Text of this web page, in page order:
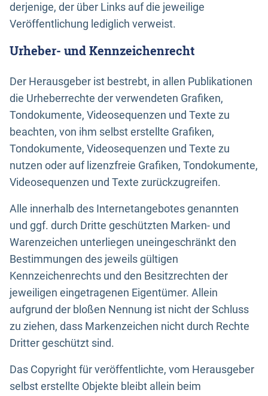
derjenige, der über Links auf die jeweilige
Veröffentlichung lediglich verweist.
Urheber- und Kennzeichenrecht
Der Herausgeber ist bestrebt, in allen Publikationen
die Urheberrechte der verwendeten Grafiken,
Tondokumente, Videosequenzen und Texte zu
beachten, von ihm selbst erstellte Grafiken,
Tondokumente, Videosequenzen und Texte zu
nutzen oder auf lizenzfreie Grafiken, Tondokumente,
Videosequenzen und Texte zurückzugreifen.
Alle innerhalb des Internetangebotes genannten
und ggf. durch Dritte geschützten Marken- und
Warenzeichen unterliegen uneingeschränkt den
Bestimmungen des jeweils gültigen
Kennzeichenrechts und den Besitzrechten der
jeweiligen eingetragenen Eigentümer. Allein
aufgrund der bloßen Nennung ist nicht der Schluss
zu ziehen, dass Markenzeichen nicht durch Rechte
Dritter geschützt sind.
Das Copyright für veröffentlichte, vom Herausgeber
selbst erstellte Objekte bleibt allein beim